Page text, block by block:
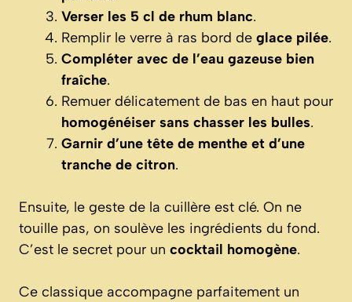
Verser les 5 cl de rhum blanc.
Remplir le verre à ras bord de glace pilée.
Compléter avec de l’eau gazeuse bien
fraîche.
Remuer délicatement de bas en haut pour
homogénéiser sans chasser les bulles.
Garnir d’une tête de menthe et d’une
tranche de citron.
Ensuite, le geste de la cuillère est clé. On ne
touille pas, on soulève les ingrédients du fond.
C’est le secret pour un cocktail homogène.
Ce classique accompagne parfaitement un